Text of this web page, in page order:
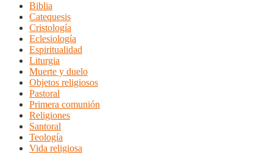
Biblia
Catequesis
Cristología
Eclesiología
Espiritualidad
Liturgia
Muerte y duelo
Objetos religiosos
Pastoral
Primera comunión
Religiones
Santoral
Teología
Vida religiosa